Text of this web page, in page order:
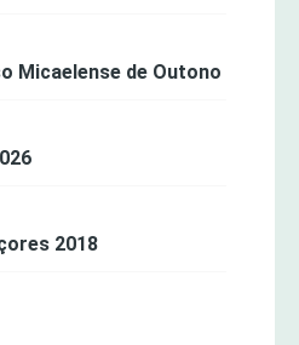
Micaelense de Outono
2018